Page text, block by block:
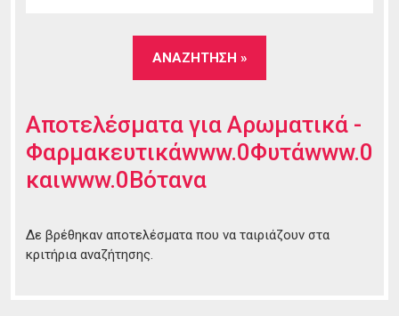
Αποτελέσματα για Αρωματικά -
Φαρμακευτικάwww.0Φυτάwww.0
καιwww.0Βότανα
Δε βρέθηκαν αποτελέσματα που να ταιριάζουν στα
κριτήρια αναζήτησης.